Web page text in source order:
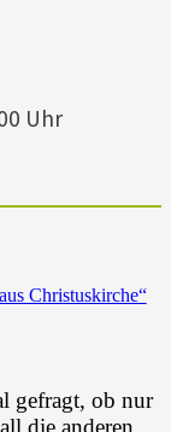
Uhr
Christuskirche“
gefragt, ob nur
die anderen